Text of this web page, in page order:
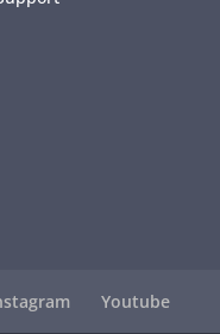
Youtube